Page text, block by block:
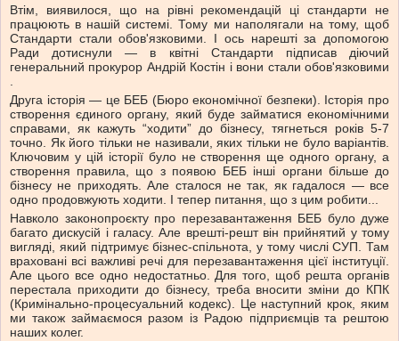
Втім, виявилося, що на рівні рекомендацій ці стандарти не
працюють в нашій системі. Тому ми наполягали на тому, щоб
Стандарти стали обов'язковими. І ось нарешті за допомогою
Ради дотиснули — в квітні Стандарти підписав діючий
генеральний прокурор Андрій Костін і вони стали обов'язковими
.
Друга історія — це БЕБ (Бюро економічної безпеки). Історія про
створення єдиного органу, який буде займатися економічними
справами, як кажуть “ходити” до бізнесу, тягнеться років 5-7
точно. Як його тільки не називали, яких тільки не було варіантів.
Ключовим у цій історії було не створення ще одного органу, а
створення правила, що з появою БЕБ інші органи більше до
бізнесу не приходять. Але сталося не так, як гадалося — все
одно продовжують ходити. І тепер питання, що з цим робити...
Навколо законопроєкту про перезавантаження БЕБ було дуже
багато дискусій і галасу. Але врешті-решт він прийнятий у тому
вигляді, який підтримує бізнес-спільнота, у тому числі СУП. Там
враховані всі важливі речі для перезавантаження цієї інституції.
Але цього все одно недостатньо. Для того, щоб решта органів
перестала приходити до бізнесу, треба вносити зміни до КПК
(Кримінально-процесуальний кодекс). Це наступний крок, яким
ми також займаємося разом із Радою підприємців та рештою
наших колег.